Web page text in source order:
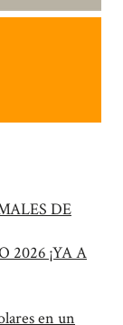
DE
2026 ¡YA A
en un